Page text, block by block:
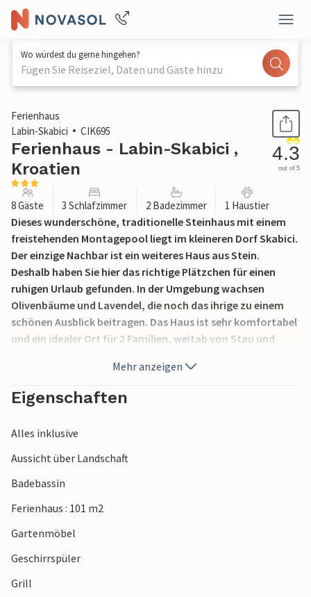
Wo würdest du gerne hingehen?
Fügen Sie Reiseziel, Daten und Gäste hinzu
1 / 43
Ferienhaus
Labin-Skabici
CIK695
Ferienhaus - Labin-Skabici ,
Kroatien
4.3
out of 5
8 Gäste 3 Schlafzimmer 2 Badezimmer 1 Haustier
Dieses wunderschöne, traditionelle Steinhaus mit einem
freistehenden Montagepool liegt im kleineren Dorf Skabici.
Der einzige Nachbar ist ein weiteres Haus aus Stein.
Deshalb haben Sie hier das richtige Plätzchen für einen
ruhigen Urlaub gefunden. In der Umgebung wachsen
Olivenbäume und Lavendel, die noch das ihrige zu einem
schönen Ausblick beitragen. Das Haus ist sehr komfortabel
und ein idealer Ort für 2 Familien, weitab von Stau und
Fenster. Bis zum Ferienhaus kommen Sie über eine
Schotterstraße, die ca. 1400 m lang ist und bis zur
Hauptstraße führt. Nur Sie und der Nachbar benutzen den
Mehr anzeigen
Eigenschaften
Alles inklusive
Aussicht über Landschaft
Badebassin
Ferienhaus : 101 m2
Gartenmöbel
Geschirrspüler
Grill